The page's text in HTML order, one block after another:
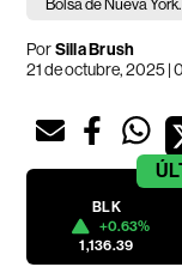
Bolsa de Nueva York.
PorSilla Brush
21 de octubre, 2025 |
BLK
+0.63%
1,136.39